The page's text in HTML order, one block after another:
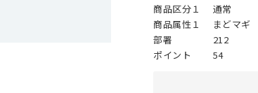
商品区分１
通常
商品属性１
まどマギ
部署
212
ポイント
54